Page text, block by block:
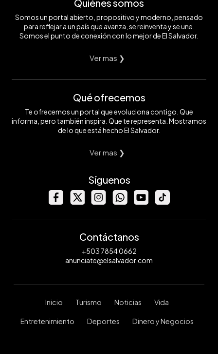
Quiénes somos
Somos un portal abierto, propositivo y moderno, pensado
para reflejar a un país que avanza, se reinventa y se une.
Somos el punto de conexión con lo mejor de El Salvador.
Ver mas ❯
Qué ofrecemos
Te ofrecemos un portal que evoluciona contigo. Que
informa, pero también inspira. Que te representa. Mostramos
de lo que está hecho El Salvador.
Ver mas ❯
Síguenos
Contáctanos
+503 7854 0662
anunciate@elsalvador.com
Inicio Turismo Noticias Vida
Entretenimiento Deportes Dinero y Negocios